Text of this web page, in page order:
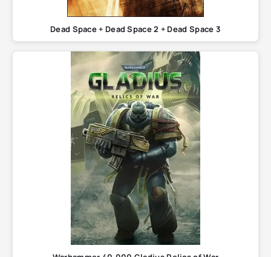
Dead Space + Dead Space 2 + Dead Space 3